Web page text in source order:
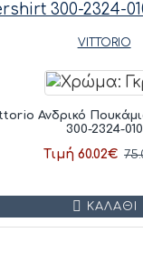
VITTORIO
Ανδρικό
300-2324-010
Τιμή 60.02€
ΚΑΛΆΘΙ